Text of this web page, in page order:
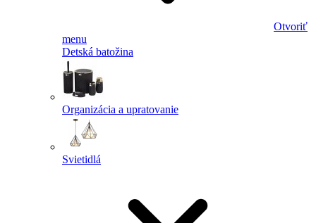
Otvoriť
menu
Detská batožina
Organizácia a upratovanie
Svietidlá